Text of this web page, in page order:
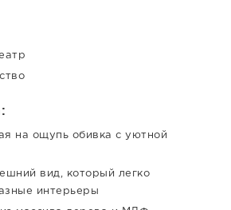
на ощупь обивка с уютной
вид, который легко
интерьеры